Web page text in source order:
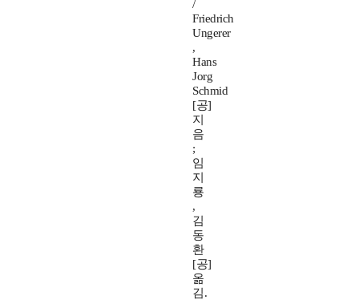
/
Friedrich
Ungerer
,
Hans
Jorg
Schmid
[공]
지
음
;
임
지
룡
,
김
동
환
[공]
옮
김.